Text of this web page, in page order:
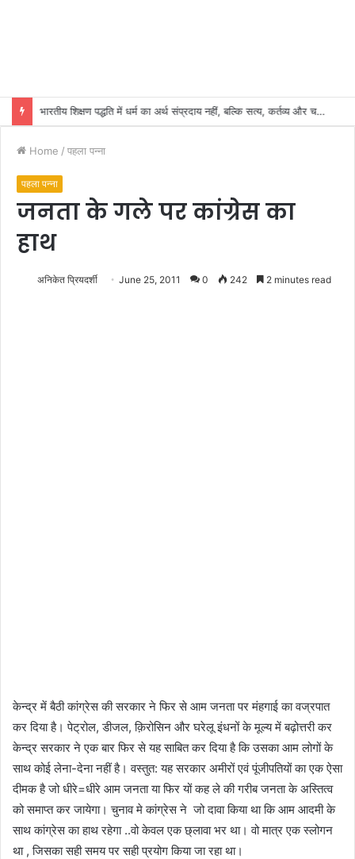
भारतीय शिक्षण पद्धति में धर्म का अर्थ संप्रदाय नहीं, बल्कि सत्य, कर्तव्य और चरित्र निर्माण है: विजय प्रकाश
Home / पहला पन्ना
पहला पन्ना
जनता के गले पर कांग्रेस का
हाथ
अनिकेत प्रियदर्शी June 25, 2011 0 242 2 minutes read
केन्द्र में बैठी कांग्रेस की सरकार ने फिर से आम जनता पर मंहगाई का वज्रपात
कर दिया है। पेट्रोल, डीजल, क़िरोसिन और घरेलू इंधनों के मूल्य में बढ़ोत्तरी कर
केन्द्र सरकार ने एक बार फिर से यह साबित कर दिया है कि उसका आम लोगों के
साथ कोई लेना-देना नहीं है। वस्तुत: यह सरकार अमीरों एवं पूंजीपतियों का एक ऐसा
दीमक है जो धीरे=धीरे आम जनता या फिर यों कह ले की गरीब जनता के अस्तित्व
को समाप्त कर जायेगा। चुनाव मे कांग्रेस ने जो दावा किया था कि आम आदमी के
साथ कांग्रेस का हाथ रहेगा ..वो केवल एक छ्लावा भर था। वो मात्र एक स्लोगन
था , जिसका सही समय पर सही प्रयोग किया जा रहा था।